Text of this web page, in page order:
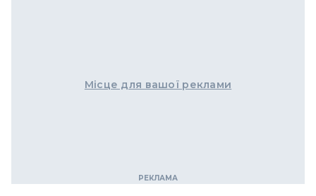
Місце для вашої реклами